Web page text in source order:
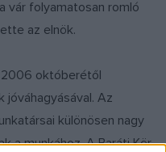
vár folyamatosan romló
az elnök.
2006 októberétől
Az
különösen nagy
a munkához. A Baráti Kör